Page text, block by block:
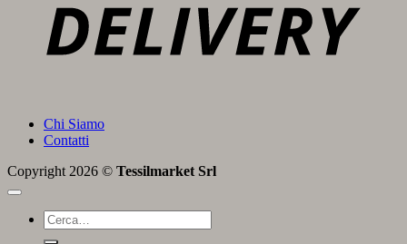
Chi Siamo
Contatti
Copyright 2026 © Tessilmarket Srl
Cerca: